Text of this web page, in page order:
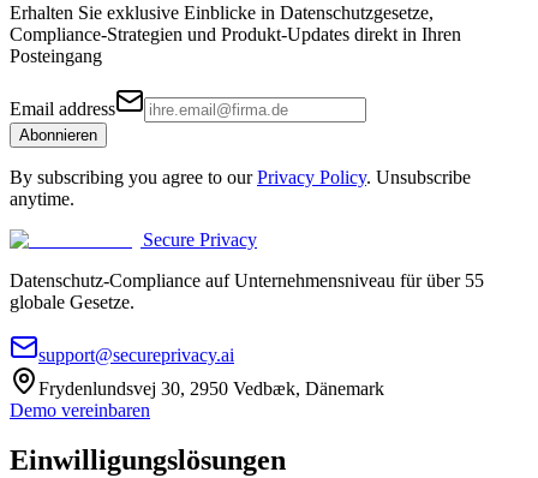
Erhalten Sie exklusive Einblicke in Datenschutzgesetze,
Compliance-Strategien und Produkt-Updates direkt in Ihren
Posteingang
Email address
Abonnieren
By subscribing you agree to our Privacy Policy. Unsubscribe
anytime.
Secure Privacy
Datenschutz-Compliance auf Unternehmensniveau für über 55
globale Gesetze.
support@secureprivacy.ai
Frydenlundsvej 30, 2950 Vedbæk, Dänemark
Demo vereinbaren
Einwilligungslösungen